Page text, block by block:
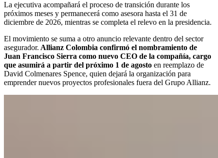
La ejecutiva acompañará el proceso de transición durante los
próximos meses y permanecerá como asesora hasta el 31 de
diciembre de 2026, mientras se completa el relevo en la presidencia.
El movimiento se suma a otro anuncio relevante dentro del sector
asegurador. Allianz Colombia confirmó el nombramiento de
Juan Francisco Sierra como nuevo CEO de la compañía, cargo
que asumirá a partir del próximo 1 de agosto en reemplazo de
David Colmenares Spence, quien dejará la organización para
emprender nuevos proyectos profesionales fuera del Grupo Allianz.